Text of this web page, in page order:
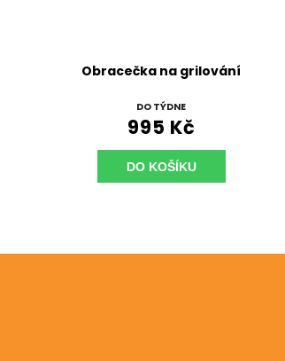
Obracečka na grilování
DO TÝDNE
995 Kč
DO KOŠÍKU